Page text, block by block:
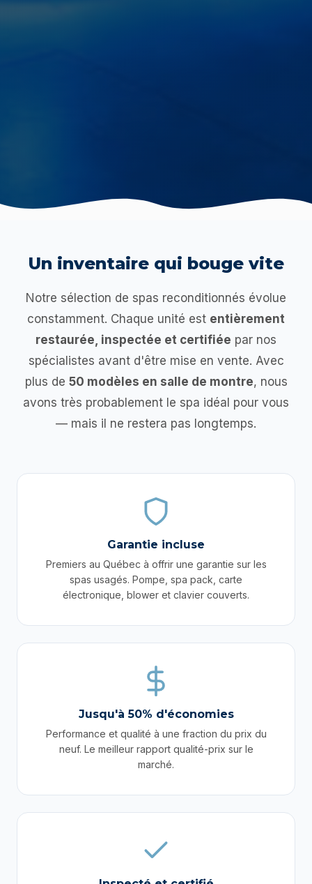
Un inventaire qui bouge vite
Notre sélection de spas reconditionnés évolue
constamment. Chaque unité est entièrement
restaurée, inspectée et certifiée par nos
spécialistes avant d'être mise en vente. Avec
plus de 50 modèles en salle de montre, nous
avons très probablement le spa idéal pour vous
— mais il ne restera pas longtemps.
Garantie incluse
Premiers au Québec à offrir une garantie sur les
spas usagés. Pompe, spa pack, carte
électronique, blower et clavier couverts.
Jusqu'à 50% d'économies
Performance et qualité à une fraction du prix du
neuf. Le meilleur rapport qualité-prix sur le
marché.